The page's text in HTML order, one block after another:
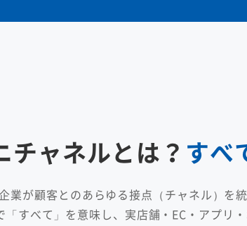
チャネルとは？ すべ
業が顧客とのあらゆる接点（チャネル）
「すべて」を意味し、実店舗・EC・アプリ